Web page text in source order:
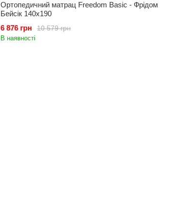
Ортопедичний матрац Freedom Basic - Фрідом
Бейсік 140x190
10 579 грн
6 876 грн
В наявності